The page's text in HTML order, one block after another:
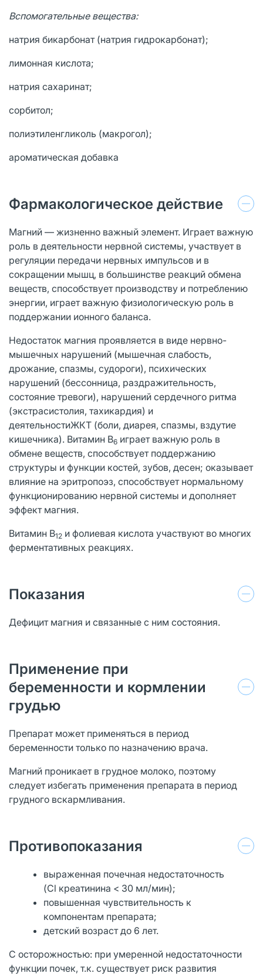
Вспомогательные вещества:
натрия бикарбонат (натрия гидрокарбонат);
лимонная кислота;
натрия сахаринат;
сорбитол;
полиэтиленгликоль (макрогол);
ароматическая добавка
Фармакологическое действие
Магний — жизненно важный элемент. Играет важную
роль в деятельности нервной системы, участвует в
регуляции передачи нервных импульсов и в
сокращении мышц, в большинстве реакций обмена
веществ, способствует производству и потреблению
энергии, играет важную физиологическую роль в
поддержании ионного баланса.
Недостаток магния проявляется в виде нервно-
мышечных нарушений (мышечная слабость,
дрожание, спазмы, судороги), психических
нарушений (бессонница, раздражительность,
состояние тревоги), нарушений сердечного ритма
(экстрасистолия, тахикардия) и
деятельностиЖКТ (боли, диарея, спазмы, вздутие
кишечника). Витамин В6 играет важную роль в
обмене веществ, способствует поддержанию
структуры и функции костей, зубов, десен; оказывает
влияние на эритропоэз, способствует нормальному
функционированию нервной системы и дополняет
эффект магния.
Витамин В12 и фолиевая кислота участвуют во многих
ферментативных реакциях.
Показания
Дефицит магния и связанные с ним состояния.
Применение при
беременности и кормлении
грудью
Препарат может применяться в период
беременности только по назначению врача.
Магний проникает в грудное молоко, поэтому
следует избегать применения препарата в период
грудного вскармливания.
Противопоказания
выраженная почечная недостаточность
(Cl креатинина < 30 мл/мин);
повышенная чувствительность к
компонентам препарата;
детский возраст до 6 лет.
С осторожностью: при умеренной недостаточности
функции почек, т.к. существует риск развития